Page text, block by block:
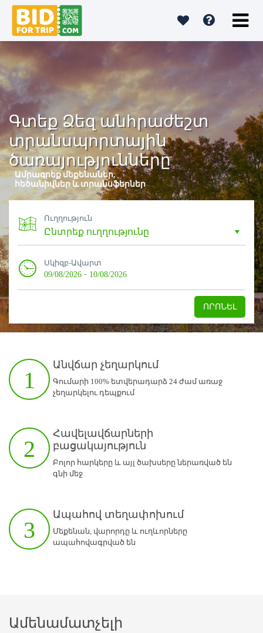
Գտեք Ձեզ անհրաժեշտ
տրանսպորտային
ծառայությունները
Ամրագրեք մեքենաներ,
հեծանիվներ և տրանսֆերներ
Ուղղություն
Սկիզբ-Ավարտ
09/08/2026 - 10/08/2026
ՈՐՈՆԵԼ
1
Անվճար չեղարկում
Գումարի 100% ետվերադարձ 24 ժամ առաջ
չեղարկելու դեպքում
2
Հավելավճարների
բացակայություն
Բոլոր հարկերը և այլ ծախսերը ներառված են
գնի մեջ
3
Ապահով տեղափոխում
Մեքենան, վարորդը և ուղևորները
ապահովագրված են
Ամենամատչելի